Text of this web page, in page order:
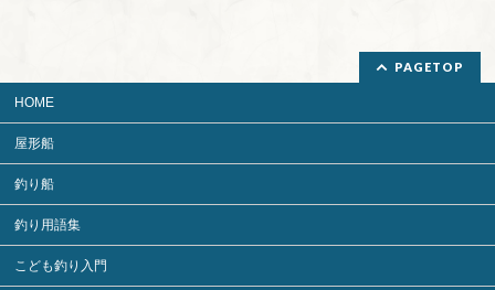
PAGETOP
HOME
屋形船
釣り船
釣り用語集
こども釣り入門